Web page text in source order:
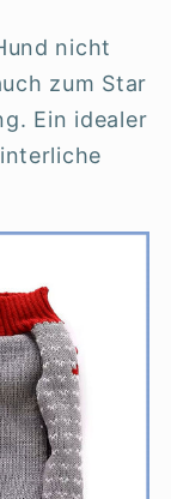
nicht
zum Star
Ein idealer